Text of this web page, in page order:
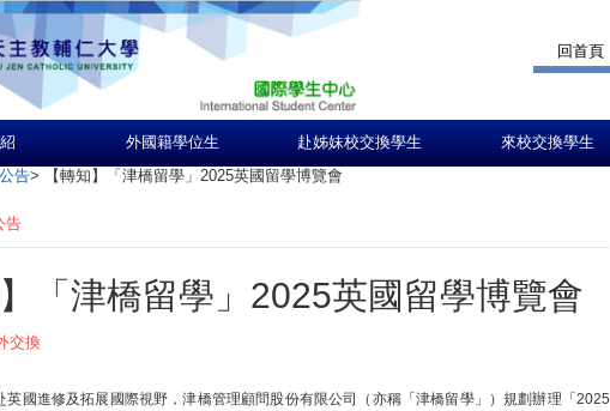
回首頁
外國籍學位生 赴姊妹校交換學生 來校交換學生
告> 【轉知】「津橋留學」2025英國留學博覽會
告
】「津橋留學」2025英國留學博覽會
交換
英國進修及拓展國際視野，津橋管理顧問股份有限公司（亦稱「津橋留學」）規劃辦理「2025